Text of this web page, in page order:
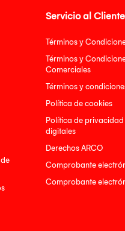
Servicio al Cliente
Términos y
Términos y
Comerciales
Términos y
Política de cookies
Política de privacidad
digitales
Derechos ARCO
Comprobante
Comprobante